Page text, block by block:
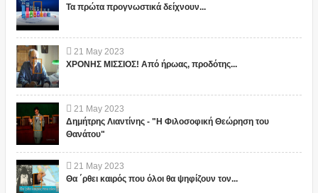
Τα πρώτα προγνωστικά δείχνουν...
21 May 2023
ΧΡΟΝΗΣ ΜΙΣΣΙΟΣ! Από ήρωας, προδότης...
21 May 2023
Δημήτρης Λιαντίνης - "Η Φιλοσοφική Θεώρηση του
Θανάτου"
21 May 2023
Θα ΄ρθει καιρός που όλοι θα ψηφίζουν τον...